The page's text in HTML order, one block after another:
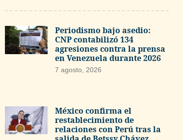
Periodismo bajo asedio:
CNP contabilizó 134
agresiones contra la prensa
en Venezuela durante 2026
7 agosto, 2026
México confirma el
restablecimiento de
relaciones con Perú tras la